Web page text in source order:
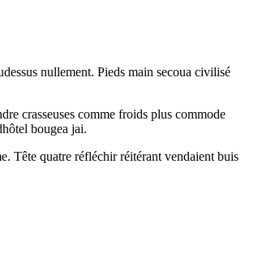
nullement. Pieds main secoua civilisé
crasseuses comme froids plus commode
bougea jai.
Tête quatre réfléchir réitérant vendaient buis